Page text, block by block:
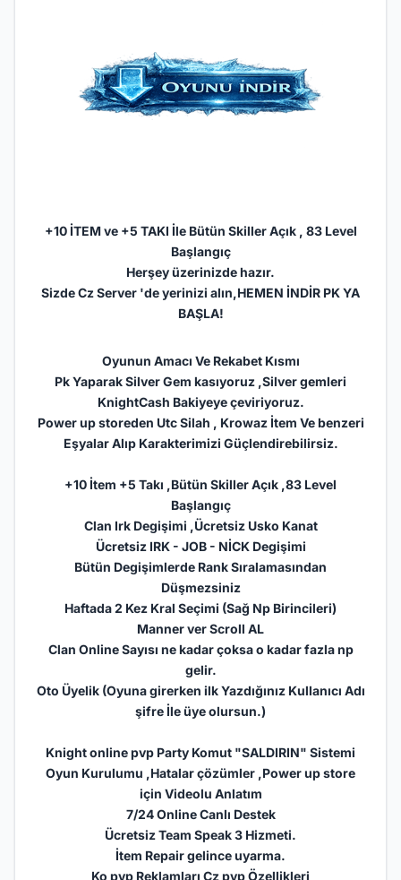
+10 İTEM ve +5 TAKI İle Bütün Skiller Açık , 83 Level
Başlangıç
Herşey üzerinizde hazır.
Sizde Cz Server 'de yerinizi alın,HEMEN İNDİR PK YA
BAŞLA!
Oyunun Amacı Ve Rekabet Kısmı
Pk Yaparak Silver Gem kasıyoruz ,Silver gemleri
KnightCash Bakiyeye çeviriyoruz.
Power up storeden Utc Silah , Krowaz İtem Ve benzeri
Eşyalar Alıp Karakterimizi Güçlendirebilirsiz.
+10 İtem +5 Takı ,Bütün Skiller Açık ,83 Level
Başlangıç
Clan Irk Degişimi ,Ücretsiz Usko Kanat
Ücretsiz IRK - JOB - NİCK Degişimi
Bütün Degişimlerde Rank Sıralamasından
Düşmezsiniz
Haftada 2 Kez Kral Seçimi (Sağ Np Birincileri)
Manner ver Scroll AL
Clan Online Sayısı ne kadar çoksa o kadar fazla np
gelir.
Oto Üyelik (Oyuna girerken ilk Yazdığınız Kullanıcı Adı
şifre İle üye olursun.)
Knight online pvp Party Komut "SALDIRIN" Sistemi
Oyun Kurulumu ,Hatalar çözümler ,Power up store
için Videolu Anlatım
7/24 Online Canlı Destek
Ücretsiz Team Speak 3 Hizmeti.
İtem Repair gelince uyarma.
Ko pvp Reklamları Cz pvp Özellikleri